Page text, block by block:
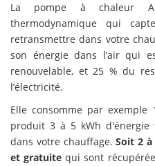
La pompe à chaleur
thermodynamique qui
retransmettre dans votre
son énergie dans l’air qui
renouvelable, et 25 % du
l’électricité.
Elle consomme par
produit 3 à 5 kWh
dans votre chauffage.Soit 2
et gratuite qui sont